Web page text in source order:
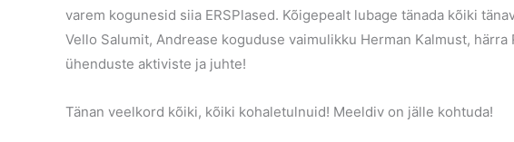
varem kogunesid siia ERSPlased. Kõigepealt lubage tänada kõiki
Vello Salumit, Andrease koguduse vaimulikku Herman Kalmust,
ühenduste aktiviste ja juhte!
Tänan veelkord kõiki, kõiki kohaletulnuid! Meeldiv on jälle kohtuda!